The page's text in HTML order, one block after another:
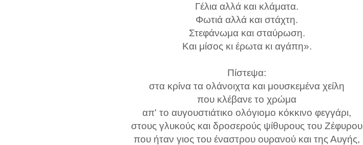
Γέλια αλλά και κλάματα.
Φωτιά αλλά και στάχτη.
Στεφάνωμα και σταύρωση.
Και μίσος κι έρωτα κι αγάπη».
Πίστεψα:
στα κρίνα τα ολάνοιχτα και μουσκεμένα χείλη
που κλέβανε το χρώμα
απ' το αυγουστιάτικο ολόγιομο κόκκινο φεγγάρι,
στους γλυκούς και δροσερούς ψίθυρους του Ζέφυρου
που ήταν γιος του έναστρου ουρανού και της Αυγής,